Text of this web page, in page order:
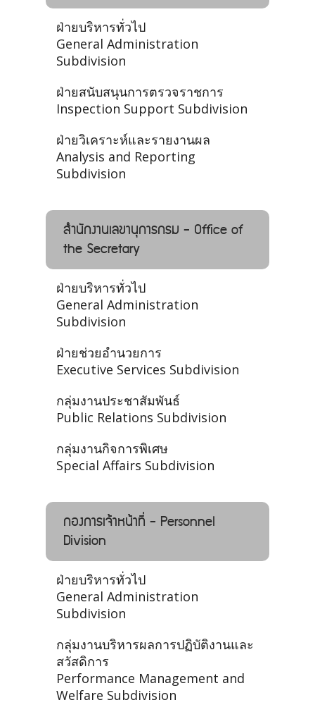
ฝ่ายบริหารทั่วไป
General Administration
Subdivision
ฝ่ายสนับสนุนการตรวจราชการ
Inspection Support Subdivision
ฝ่ายวิเคราะห์และรายงานผล
Analysis and Reporting
Subdivision
สำนักงานเลขานุการกรม - Office of
the Secretary
ฝ่ายบริหารทั่วไป
General Administration
Subdivision
ฝ่ายช่วยอำนวยการ
Executive Services Subdivision
กลุ่มงานประชาสัมพันธ์
Public Relations Subdivision
กลุ่มงานกิจการพิเศษ
Special Affairs Subdivision
กองการเจ้าหน้าที่ - Personnel
Division
ฝ่ายบริหารทั่วไป
General Administration
Subdivision
กลุ่มงานบริหารผลการปฏิบัติงานและ
สวัสดิการ
Performance Management and
Welfare Subdivision